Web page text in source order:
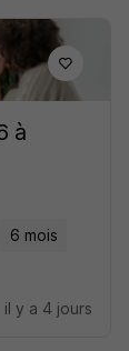
à
6 mois
il y a 4 jours